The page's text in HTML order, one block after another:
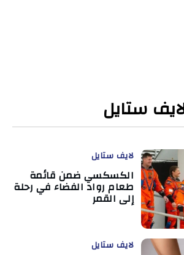
ستايل
لايف ستايل
الكسكسي ضمن قائمة
طعام رواد الفضاء في رحلة
إلى القمر
لايف ستايل